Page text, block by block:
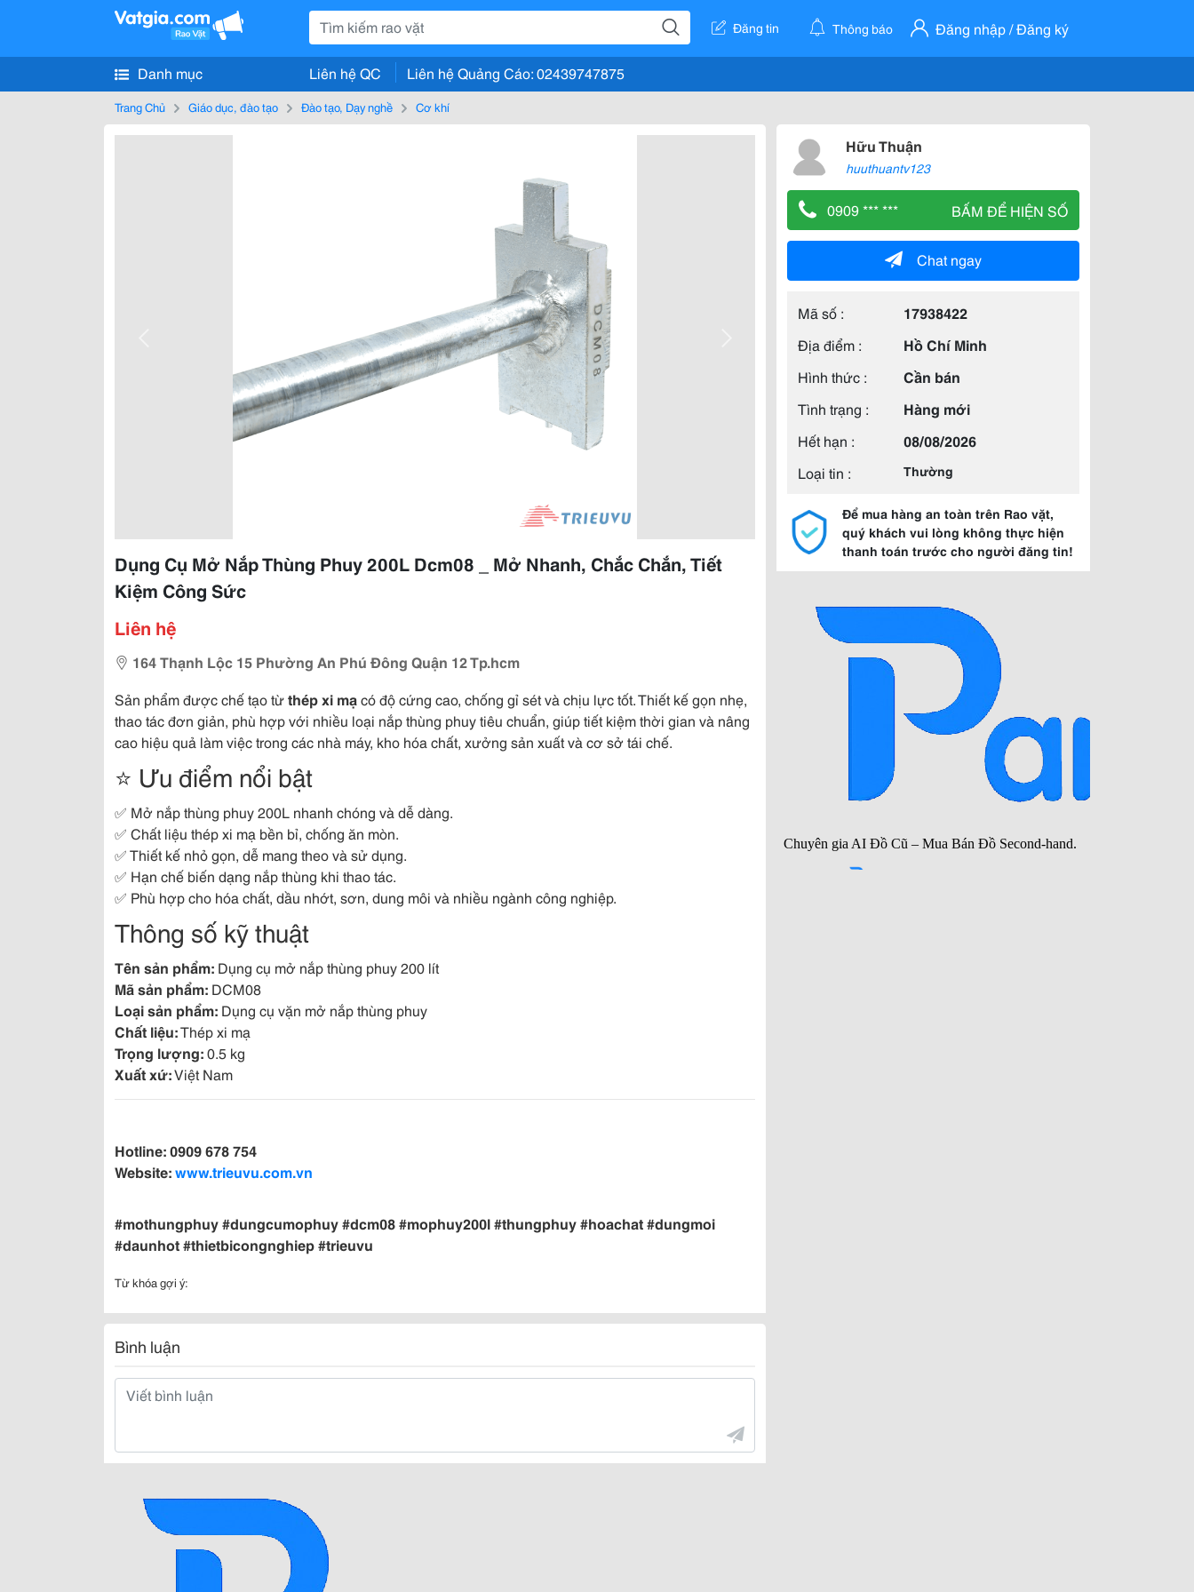
Đăng tin Thông báo Đăng nhập / Đăng ký
Danh mục Liên hệ QC Liên hệ Quảng Cáo: 02439747875
Trang Chủ Giáo dục, đào tạo Đào tạo, Dạy nghề Cơ khí
Dụng Cụ Mở Nắp Thùng Phuy 200L Dcm08 _ Mở Nhanh, Chắc Chắn, Tiết
Kiệm Công Sức
Liên hệ
164 Thạnh Lộc 15 Phường An Phú Đông Quận 12 Tp.hcm
Sản phẩm được chế tạo từthép xi mạcó độ cứng cao, chống gỉ sét và chịu lực tốt. Thiết kế gọn nhẹ,
thao tác đơn giản, phù hợp với nhiều loại nắp thùng phuy tiêu chuẩn, giúp tiết kiệm thời gian và nâng
cao hiệu quả làm việc trong các nhà máy, kho hóa chất, xưởng sản xuất và cơ sở tái chế.
⭐ Ưu điểm nổi bật
✅ Mở nắp thùng phuy 200L nhanh chóng và dễ dàng.
✅ Chất liệu thép xi mạ bền bỉ, chống ăn mòn.
✅ Thiết kế nhỏ gọn, dễ mang theo và sử dụng.
✅ Hạn chế biến dạng nắp thùng khi thao tác.
✅ Phù hợp cho hóa chất, dầu nhớt, sơn, dung môi và nhiều ngành công nghiệp.
Thông số kỹ thuật
Tên sản phẩm: Dụng cụ mở nắp thùng phuy 200 lít
Mã sản phẩm: DCM08
Loại sản phẩm: Dụng cụ vặn mở nắp thùng phuy
Chất liệu:Thép xi mạ
Trọng lượng:0.5 kg
Xuất xứ:Việt Nam
Hotline:0909 678 754
Website:www.trieuvu.com.vn
#mothungphuy #dungcumophuy #dcm08 #mophuy200l #thungphuy #hoachat #dungmoi
#daunhot #thietbicongnghiep #trieuvu
Từ khóa gợi ý:
Bình luận
Hữu Thuận
huuthuantv123
0909 *** *** BẤM ĐỂ HIỆN SỐ
Chat ngay
Mã số :
17938422
Địa điểm :
Hồ Chí Minh
Hình thức :
Cần bán
Tình trạng :
Hàng mới
Hết hạn :
08/08/2026
Loại tin :
Thường
Để mua hàng an toàn trên Rao vặt,
quý khách vui lòng không thực hiện
thanh toán trước cho người đăng tin!